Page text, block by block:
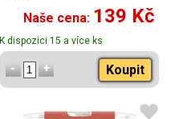
Naše cena: 139 Kč
K dispozici 15 a více ks
Koupit